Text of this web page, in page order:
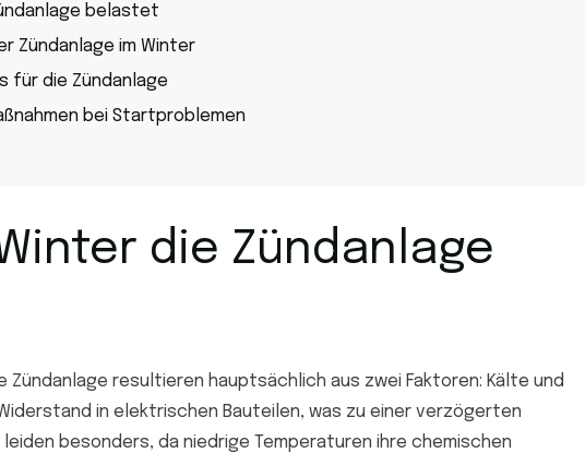
belastet
Zündanlage im Winter
für die Zündanlage
bei Startproblemen
die Zündanlage
Zündanlage resultieren hauptsächlich aus zwei Faktoren: Kälte und
in elektrischen Bauteilen, was zu einer verzögerten
besonders, da niedrige Temperaturen ihre chemischen